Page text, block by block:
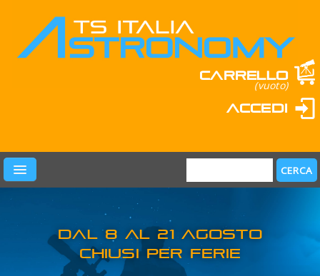
Carrello
(vuoto)
Accedi
PRODOTTI
LEARN & FUN